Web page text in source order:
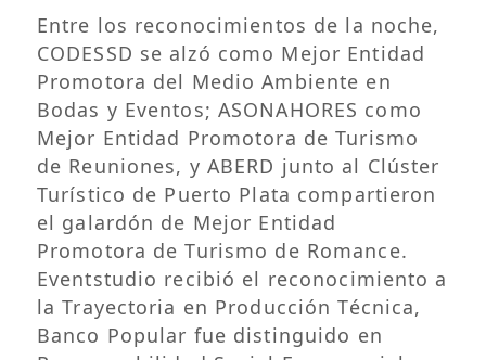
Entre los reconocimientos de la noche,
CODESSD se alzó como Mejor Entidad
Promotora del Medio Ambiente en
Bodas y Eventos; ASONAHORES como
Mejor Entidad Promotora de Turismo
de Reuniones, y ABERD junto al Clúster
Turístico de Puerto Plata compartieron
el galardón de Mejor Entidad
Promotora de Turismo de Romance.
Eventstudio recibió el reconocimiento a
la Trayectoria en Producción Técnica,
Banco Popular fue distinguido en